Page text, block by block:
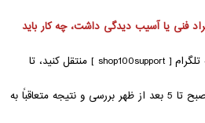
فنی یا آسیب دیدگی داشت، چه کار باید
[
shop100support ] منتقل کنید، تا
پیامهای شما در فاصله ساعات 10 صبح تا 5 بعد از ظهر بررسی و نتیجه متعاقباً به